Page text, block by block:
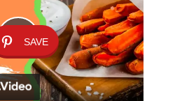
SAVE
P